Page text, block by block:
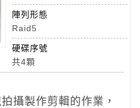
陣列形態
Raid5
硬碟序號
共4顆
攝製作剪輯的作業，